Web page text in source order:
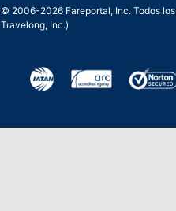
© 2006-2026 Fareportal, Inc. Todos
Travelong, Inc.)